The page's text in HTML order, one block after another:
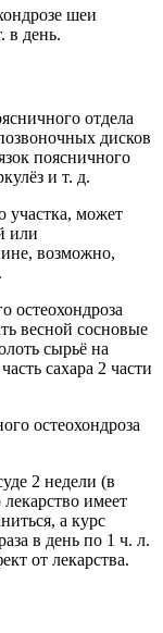
шеи
в день.
отдела
дисков
поясничного
и т. д.
участка, может
или
возможно,
остеохондроза
весной сосновые
сырьё на
сахара 2 части
2 недели (в
имеет
а курс
в день по 1 ч. л.
от лекарства.